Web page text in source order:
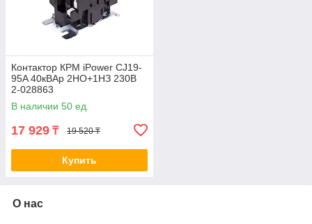
Контактор КРМ iPower CJ19-
95A 40кВАр 2НО+1НЗ 230В
2-028863
В наличии 50 ед.
17 929 ₸ 19 520 ₸
Купить
О нас